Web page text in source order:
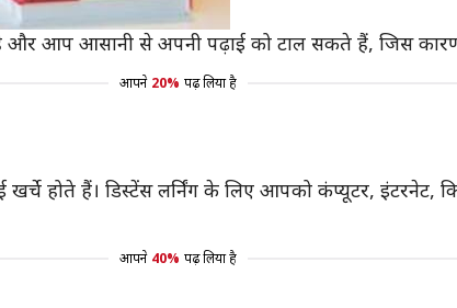
और आप आसानी से अपनी पढ़ाई को टाल सकते हैं, जिस
आपने 20% पढ़ लिया है
होते हैं। डिस्टेंस लर्निंग के लिए आपको कंप्यूटर, इंटरनेट,
आपने 40% पढ़ लिया है